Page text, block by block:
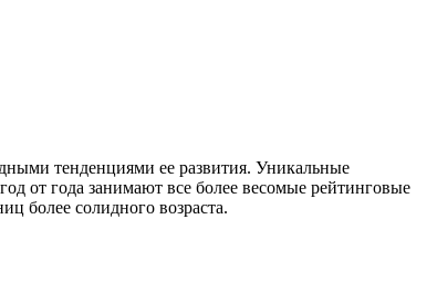
тенденциями ее развития. Уникальные
от года занимают все более весомые рейтинговые
более солидного возраста.